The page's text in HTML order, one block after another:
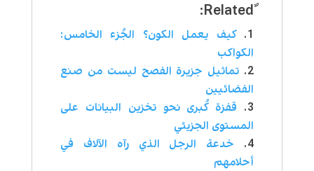
ٌRelated:
كيف يعمل الكون؟ الجُزء الخامس:
الكواكب
تماثيل جزيرة الفصح ليست من صنع
الفضائيين
قفزة كُبرى نحو تخزين البيانات على
المستوى الجزيئي
خدعة الرجل الذي رآه الآلاف في
أحلامهم